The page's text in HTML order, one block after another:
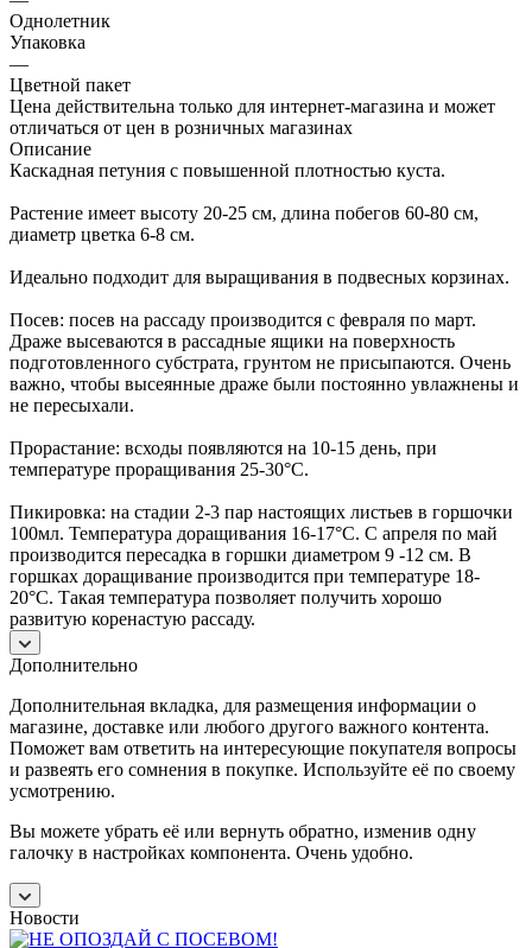
Однолетник
Упаковка
—
Цветной пакет
Цена действительна только для интернет-магазина и может
отличаться от цен в розничных магазинах
Описание
Каскадная петуния с повышенной плотностью куста.
Растение имеет высоту 20-25 см, длина побегов 60-80 см,
диаметр цветка 6-8 см.
Идеально подходит для выращивания в подвесных корзинах.
Посев: посев на рассаду производится с февраля по март.
Драже высеваются в рассадные ящики на поверхность
подготовленного субстрата, грунтом не присыпаются. Очень
важно, чтобы высеянные драже были постоянно увлажнены и
не пересыхали.
Прорастание: всходы появляются на 10-15 день, при
температуре проращивания 25-30°С.
Пикировка: на стадии 2-3 пар настоящих листьев в горшочки
100мл. Температура доращивания 16-17°С. С апреля по май
производится пересадка в горшки диаметром 9 -12 см. В
горшках доращивание производится при температуре 18-
20°С. Такая температура позволяет получить хорошо
развитую коренастую рассаду.
Дополнительно
Дополнительная вкладка, для размещения информации о
магазине, доставке или любого другого важного контента.
Поможет вам ответить на интересующие покупателя вопросы
и развеять его сомнения в покупке. Используйте её по своему
усмотрению.
Вы можете убрать её или вернуть обратно, изменив одну
галочку в настройках компонента. Очень удобно.
Новости